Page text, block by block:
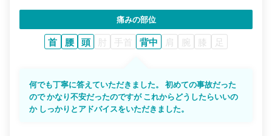
痛みの部位
首 腰 頭 肘 手首 背中 肩 腕 膝 足
何でも丁寧に答えていただきました。 初めての事故だった
ので かなり不安だったのですが これからどうしたらいいの
か しっかりとアドバイスをいただきました。